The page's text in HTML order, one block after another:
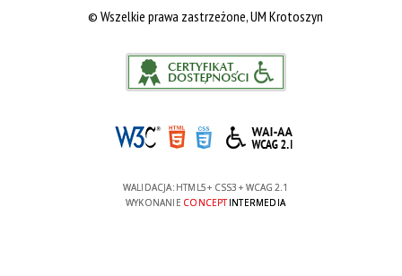
© Wszelkie prawa zastrzeżone, UM Krotoszyn
WALIDACJA: HTML5+ CSS3 + WCAG 2.1
WYKONANIE CONCEPTINTERMEDIA